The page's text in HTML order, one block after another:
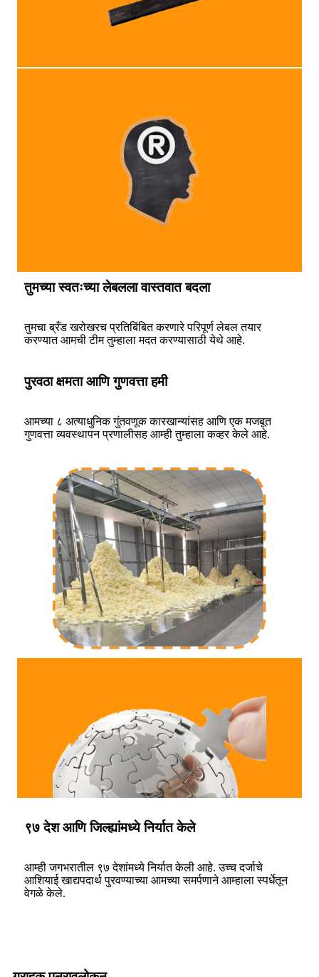
तुमच्या स्वतःच्या लेबलला वास्तवात बदला
तुमचा ब्रँड खरोखरच प्रतिबिंबित करणारे परिपूर्ण लेबल तयार
करण्यात आमची टीम तुम्हाला मदत करण्यासाठी येथे आहे.
पुरवठा क्षमता आणि गुणवत्ता हमी
आमच्या ८ अत्याधुनिक गुंतवणूक कारखान्यांसह आणि एक मजबूत
गुणवत्ता व्यवस्थापन प्रणालीसह आम्ही तुम्हाला कव्हर केले आहे.
९७ देश आणि जिल्ह्यांमध्ये निर्यात केले
आम्ही जगभरातील ९७ देशांमध्ये निर्यात केली आहे. उच्च दर्जाचे
आशियाई खाद्यपदार्थ पुरवण्याच्या आमच्या समर्पणाने आम्हाला स्पर्धेतून
वेगळे केले.